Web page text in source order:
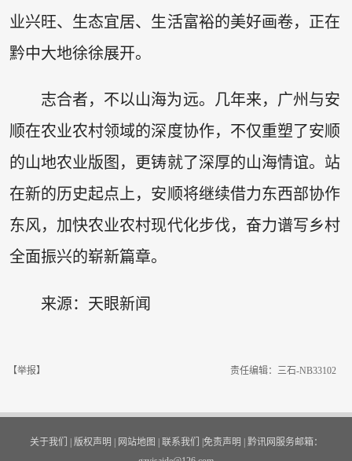
业兴旺、生态宜居、生活富裕的美好画卷，正在
黔中大地徐徐展开。
志合者，不以山海为远。几年来，广州与安
顺在农业农村领域的深度协作，不仅重塑了安顺
的山地农业版图，更铸就了深厚的山海情谊。站
在新的历史起点上，安顺将继续借力东西部协作
东风，加快农业农村现代化步伐，奋力谱写乡村
全面振兴的崭新篇章。
来源：天眼新闻
【举报】 责任编辑：三石-NB33102
关于我们 版权声明 网站地图 联系我们 免责声明
黔讯网服务邮箱：